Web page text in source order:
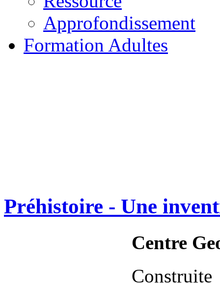
Approfondissement
Formation Adultes
Préhistoire - Une
Centre